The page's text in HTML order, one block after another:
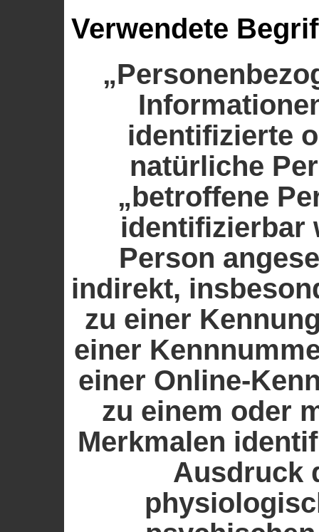
Verwendete
identifizierte
natürliche
„betroffene
identifizierbar
Person
indirekt,
zu einer
einer
einer Online-
zu einem oder
Merkmalen
Ausdruck